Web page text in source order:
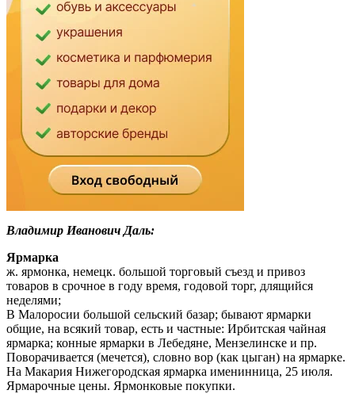
Владимир Иванович Даль:
Ярмарка
ж. ярмонка, немецк. большой торговый съезд и привоз
товаров в срочное в году время, годовой торг, длящийся
неделями;
В Малоросии большой сельский базар; бывают ярмарки
общие, на всякий товар, есть и частные: Ирбитская чайная
ярмарка; конные ярмарки в Лебедяне, Мензелинске и пр.
Поворачивается (мечется), словно вор (как цыган) на ярмарке.
На Макария Нижегородская ярмарка именинница, 25 июля.
Ярмарочные цены. Ярмонковые покупки.